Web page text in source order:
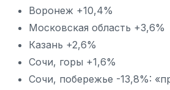
Воронеж +10,4%
Московская область +3,6%
Казань +2,6%
Сочи, горы +1,6%
Сочи, побережье -13,8%: